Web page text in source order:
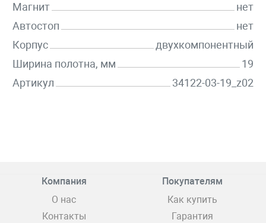
Магнит
нет
Автостоп
нет
Корпус
двухкомпонентный
Ширина полотна, мм
19
Артикул
34122-03-19_z02
Компания
О нас
Контакты
Покупателям
Как купить
Гарантия